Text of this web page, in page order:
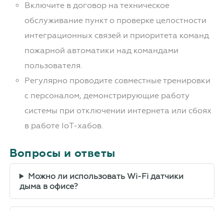
Включите в договор на техническое
обслуживание пункт о проверке целостности
интеграционных связей и приоритета команд
пожарной автоматики над командами
пользователя.
Регулярно проводите совместные тренировки
с персоналом, демонстрирующие работу
системы при отключении интернета или сбоях
в работе IoT-хабов.
Вопросы и ответы
Можно ли использовать Wi-Fi датчики
дыма в офисе?